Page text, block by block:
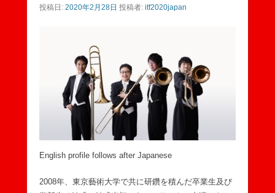
投稿日: 2020年2月28日 投稿者: itf2020japan
English profile follows after Japanese
2008年、東京藝術大学で共に研鑽を積んだ卒業生及び